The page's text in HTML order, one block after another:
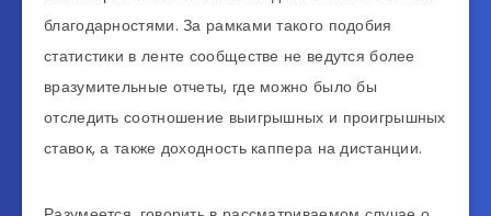
благодарностями. За рамками такого подобия
статистики в ленте сообществе не ведутся более
вразумительные отчеты, где можно было бы
отследить соотношение выигрышных и проигрышных
ставок, а также доходность каппера на дистанции.